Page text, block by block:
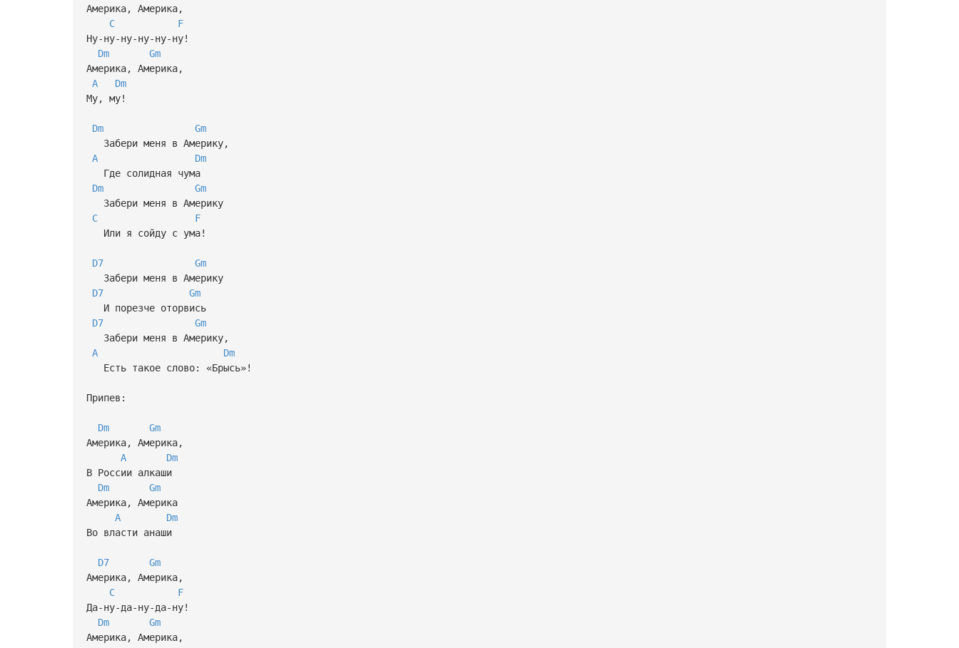
Америка, Америка,
C
F
Ну-ну-ну-ну-ну-ну!
Dm
Gm
Америка, Америка,
A
Dm
Му, му!
Dm
Gm
Забери меня в Америку,
A
Dm
Где солидная чума
Dm
Gm
Забери меня в Америку
C
F
Или я сойду с ума!
D7
Gm
Забери меня в Америку
D7
Gm
И порезче оторвись
D7
Gm
Забери меня в Америку,
A
Dm
Есть такое слово: «Брысь»!
Припев:
Dm
Gm
Америка, Америка,
A
Dm
В России алкаши
Dm
Gm
Америка, Америка
A
Dm
Во власти анаши
D7
Gm
Америка, Америка,
C
F
Да-ну-да-ну-да-ну!
Dm
Gm
Америка, Америка,